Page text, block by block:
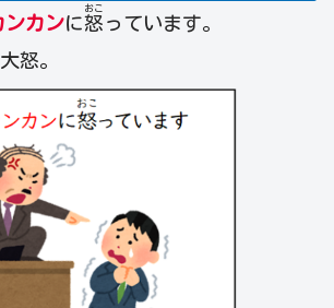
ンカンに怒
おこ
っています。
怒。